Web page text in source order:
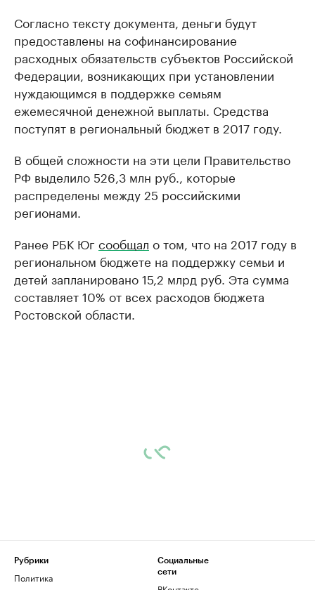
Согласно тексту документа, деньги будут
предоставлены на софинансирование
расходных обязательств субъектов Российской
Федерации, возникающих при установлении
нуждающимся в поддержке семьям
ежемесячной денежной выплаты. Средства
поступят в региональный бюджет в 2017 году.
В общей сложности на эти цели Правительство
РФ выделило 526,3 млн руб., которые
распределены между 25 российскими
регионами.
Ранее РБК Юг сообщал о том, что на 2017 году в
региональном бюджете на поддержку семьи и
детей запланировано 15,2 млрд руб. Эта сумма
составляет 10% от всех расходов бюджета
Ростовской области.
Рубрики
Политика
Социальные
сети